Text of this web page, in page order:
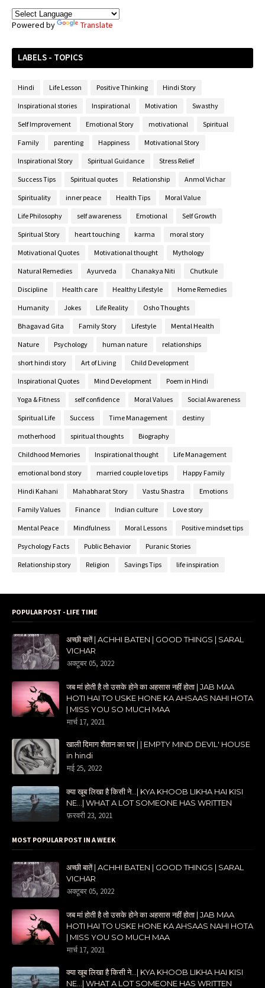
Powered by Translate
LABELS - TOPICS
Hindi Life Lesson Positive Thinking Hindi Story
Inspirational stories Inspirational Motivation Swasthy
Self Improvement Emotional Story motivational Spiritual
Family parenting Happiness Motivational Story
Inspirational Story Spiritual Guidance Stress Relief
Success Tips Spiritual quotes Relationship Anmol Vichar
Spirituality inner peace Health Tips Moral Value
Life Philosophy self awareness Emotional Self Growth
Spiritual Story heart touching karma moral story
Motivational Quotes Motivational thought Mythology
Natural Remedies Ayurveda Chanakya Niti Chutkule
Discipline Health care Healthy Lifestyle Home Remedies
Humanity Jokes Life Reality Osho Thoughts
Bhagavad Gita Family Story Lifestyle Mental Health
Nature Psychology human nature relationships
short hindi story Art of Living Child Development
Inspirational Quotes Mind Development Poem in Hindi
Yoga & Fitness self confidence Moral Values Social Awareness
Spiritual Life Success Time Management destiny
motherhood spiritual thoughts Biography
Childhood Memories Inspirational thought Life Management
emotional bond story married couple love tips Happy Family
Hindi Kahani Mahabharat Story Vastu Shastra Emotions
Family Values Finance Indian culture Love story
Mental Peace Mindfulness Moral Lessons Positive mindset tips
Psychology Facts Public Behavior Puranic Stories
Relationship story Religion Savings Tips life inspiration
POPULAR POST - LIFE TIME
अच्छी बातें | ACHHI BATEN | GOOD THINGS | SARAL
VICHAR
अक्टूबर 05, 2022
जब मां होती है तो उसके होने का अहसास नहीं होता | JAB MAA
HOTI HAI TO USKE HONE KA AHSAAS NAHI HOTA
| MISS YOU SO MUCH MAA
मार्च 17, 2021
खाली दिमाग शैतान का घर | | EMPTY MIND DEVIL' HOUSE
in hindi
मई 25, 2022
क्या खूब लिखा है किसी ने...| KYA KHOOB LIKHA HAI KISI
NE...| WHAT A LOT SOMEONE HAS WRITTEN
फ़रवरी 23, 2021
MOST POPULAR POST IN A WEEK
अच्छी बातें | ACHHI BATEN | GOOD THINGS | SARAL
VICHAR
अक्टूबर 05, 2022
जब मां होती है तो उसके होने का अहसास नहीं होता | JAB MAA
HOTI HAI TO USKE HONE KA AHSAAS NAHI HOTA
| MISS YOU SO MUCH MAA
मार्च 17, 2021
क्या खूब लिखा है किसी ने...| KYA KHOOB LIKHA HAI KISI
NE...| WHAT A LOT SOMEONE HAS WRITTEN